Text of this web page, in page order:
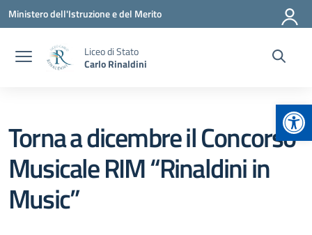
Vai ai contenuti
Vai al menu di navigazione
Vai al footer
Ministero dell'Istruzione e del Merito
Liceo di Stato
Carlo Rinaldini
Torna a dicembre il Concorso
Musicale RIM “Rinaldini in
Music”